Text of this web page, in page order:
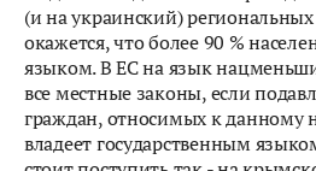
(и на украинский)
окажется, что более 90 %
языком. В ЕС на язык
все местные законы, если
граждан, относимых к данному
владеет государственным